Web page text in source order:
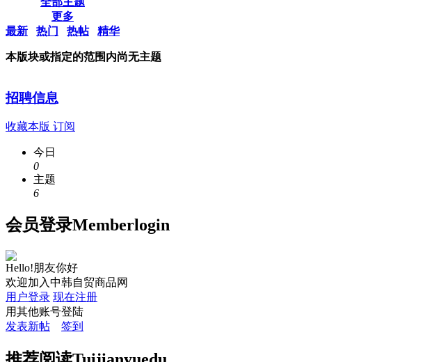
更多
最新
热门 热帖 精华
本版块或指定的范围内尚无主题
招聘信息
收藏本版 订阅
今日
0
主题
6
会员登录Memberlogin
Hello!朋友你好
欢迎加入中韩自贸商品网
用户登录 现在注册
用其他账号登陆
发表新帖
签到